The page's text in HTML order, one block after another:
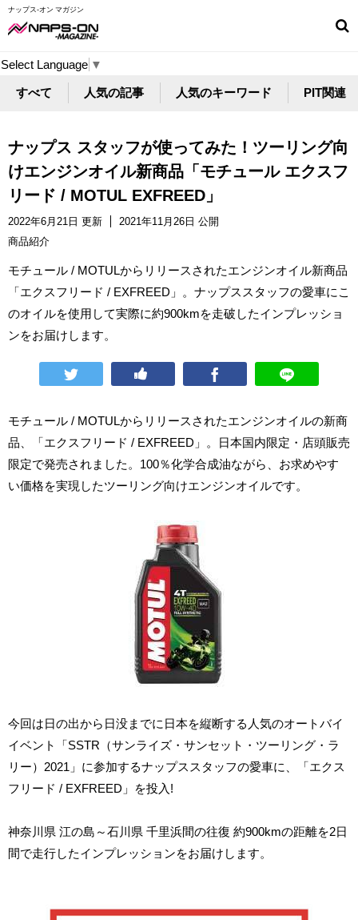
ナップス-オン マガジン
Select Language ▼
すべて 人気の記事 人気のキーワード PIT関連
ナップス スタッフが使ってみた！ツーリング向
けエンジンオイル新商品「モチュール エクスフ
リード / MOTUL EXFREED」
2022年6月21日 更新
2021年11月26日 公開
商品紹介
モチュール / MOTULからリリースされたエンジンオイル新商品
「エクスフリード / EXFREED」。ナップススタッフの愛車にこ
のオイルを使用して実際に約900kmを走破したインプレッショ
ンをお届けします。
モチュール / MOTULからリリースされたエンジンオイルの新商
品、「エクスフリード / EXFREED」。日本国内限定・店頭販売
限定で発売されました。100％化学合成油ながら、お求めやす
い価格を実現したツーリング向けエンジンオイルです。
今回は日の出から日没までに日本を縦断する人気のオートバイ
イベント「SSTR（サンライズ・サンセット・ツーリング・ラ
リー）2021」に参加するナップススタッフの愛車に、「エクス
フリード / EXFREED」を投入!
神奈川県 江の島～石川県 千里浜間の往復 約900kmの距離を2日
間で走行したインプレッションをお届けします。